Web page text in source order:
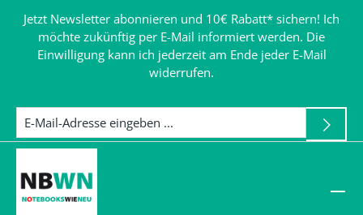
Jetzt Newsletter abonnieren und 10€ Rabatt* sichern! Ich
möchte zukünftig per E-Mail informiert werden. Die
Einwilligung kann ich jederzeit am Ende jeder E-Mail
widerrufen.